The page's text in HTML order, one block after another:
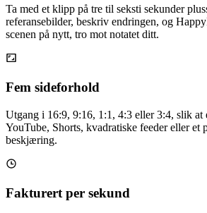
Ta med et klipp på tre til seksti sekunder
referansebilder, beskriv endringen, og
scenen på nytt, tro mot notatet ditt.
Fem sideforhold
Utgang i 16:9, 9:16, 1:1, 4:3 eller 3:4, slik
YouTube, Shorts, kvadratiske feeder eller et
beskjæring.
Fakturert per sekund